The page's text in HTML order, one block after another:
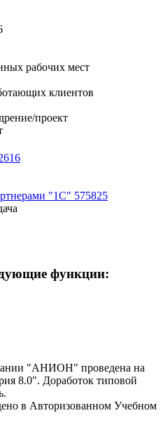
рабочих мест
клиентов
проект
"1С" 575825
функции:
"АНИОН" проведена на
8.0". Доработок типовой
в Авторизованном Учебном